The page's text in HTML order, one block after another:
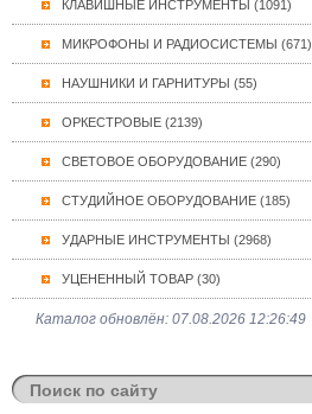
КЛАВИШНЫЕ ИНСТРУМЕНТЫ (1091)
МИКРОФОНЫ И РАДИОСИСТЕМЫ (671)
НАУШНИКИ И ГАРНИТУРЫ (55)
ОРКЕСТРОВЫЕ (2139)
СВЕТОВОЕ ОБОРУДОВАНИЕ (290)
СТУДИЙНОЕ ОБОРУДОВАНИЕ (185)
УДАРНЫЕ ИНСТРУМЕНТЫ (2968)
УЦЕНЕННЫЙ ТОВАР (30)
Каталог обновлён: 07.08.2026 12:26:49